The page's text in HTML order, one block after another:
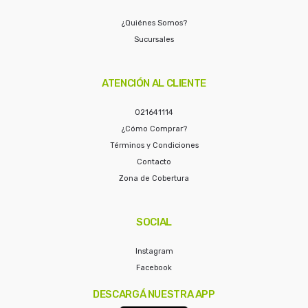
¿Quiénes Somos?
Sucursales
ATENCIÓN AL CLIENTE
021641114
¿Cómo Comprar?
Términos y Condiciones
Contacto
Zona de Cobertura
SOCIAL
Instagram
Facebook
DESCARGÁ NUESTRA APP